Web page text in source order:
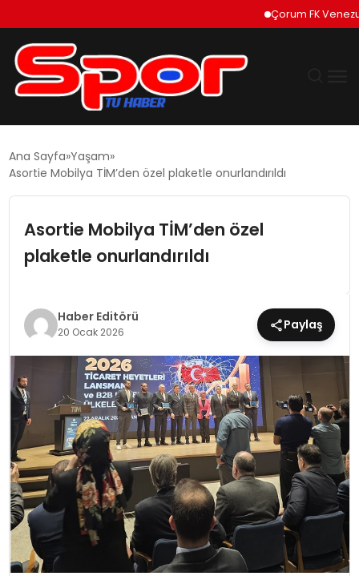
Çorum FK
EKONOMI
SIYASET
TEKNOLOJI
EĞITIM
MAGAZIN
SPOR
YAŞAM
Ana Sayfa Yaşam
Asortie Mobilya TİM’den özel plaketle onurlandırıldı
Asortie Mobilya TİM’den özel
plaketle onurlandırıldı
Haber Editörü
20 Ocak 2026 Paylaş